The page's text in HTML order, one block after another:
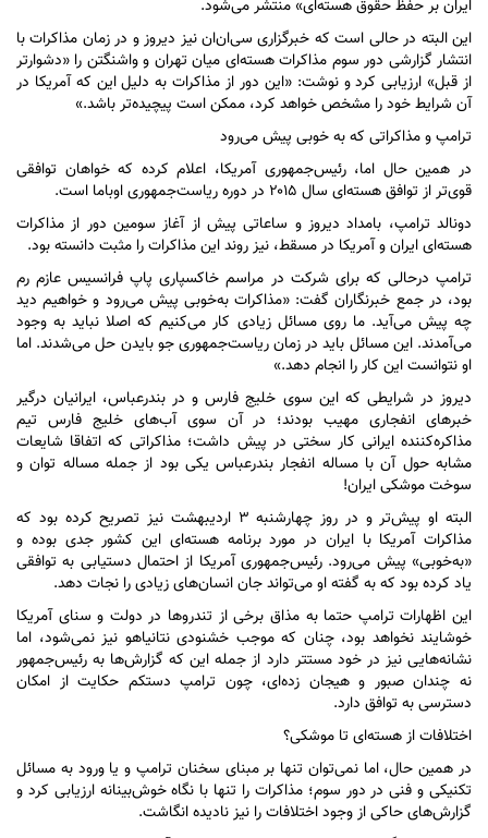
ایران بر حفظ حقوق هسته‌ای» منتشر می‌شود.
این البته در حالی است که خبرگزاری سی‌ان‌ان نیز دیروز و در زمان مذاکرات با
انتشار گزارشی دور سوم مذاکرات هسته‌ای میان تهران و واشنگتن را «دشوارتر
از قبل» ارزیابی کرد و نوشت: «این دور از مذاکرات به دلیل این که آمریکا در
آن شرایط خود را مشخص خواهد کرد، ممکن است پیچیده‌تر باشد.»
ترامپ و مذاکراتی که به خوبی پیش می‌رود
در همین حال اما، رئیس‌جمهوری آمریکا، اعلام کرده که خواهان توافقی
قوی‌تر از توافق هسته‌ای سال ۲۰۱۵ در دوره ریاست‌جمهوری اوباما است.
دونالد ترامپ، بامداد دیروز و ساعاتی پیش از آغاز سومین دور از مذاکرات
هسته‌ای ایران و آمریکا در مسقط، نیز روند این مذاکرات را مثبت دانسته بود.
ترامپ درحالی که برای شرکت در مراسم خاکسپاری پاپ فرانسیس عازم رم
بود، در جمع خبرنگاران گفت: «مذاکرات به‌خوبی پیش می‌رود و خواهیم دید
چه پیش می‌آید. ما روی مسائل زیادی کار می‌کنیم که اصلا نباید به وجود
می‌آمدند. این مسائل باید در زمان ریاست‌جمهوری جو بایدن حل می‌شدند. اما
او نتوانست این کار را انجام دهد.»
دیروز در شرایطی که این سوی خلیج فارس و در بندرعباس، ایرانیان درگیر
خبر‌های انفجاری مهیب بودند؛ در آن سوی آب‌های خلیج فارس تیم
مذاکره‌کننده ایرانی کار سختی در پیش داشت؛ مذاکراتی که اتفاقا شایعات
مشابه حول آن با مساله انفجار بندرعباس یکی بود از جمله مساله توان و
سوخت موشکی ایران!
البته او پیش‌تر و در روز چهارشنبه ۳ اردیبهشت نیز تصریح کرده بود که
مذاکرات آمریکا با ایران در مورد برنامه هسته‌ای این کشور جدی بوده و
«به‌خوبی» پیش می‌رود. رئیس‌جمهوری آمریکا از احتمال دستیابی به توافقی
یاد کرده بود که به گفته او می‌تواند جان انسان‌های زیادی را نجات دهد.
این اظهارات ترامپ حتما به مذاق برخی از تندرو‌ها در دولت و سنای آمریکا
خوشایند نخواهد بود، چنان که موجب خشنودی نتانیاهو نیز نمی‌شود، اما
نشانه‌هایی نیز در خود مستتر دارد از جمله این که گزارش‌ها به رئیس‌جمهور
نه چندان صبور و هیجان زده‌ای، چون ترامپ دستکم حکایت از امکان
دسترسی به توافق دارد.
اختلافات از هسته‌ای تا موشکی؟
در همین حال، اما نمی‌توان تنها بر مبنای سخنان ترامپ و یا ورود به مسائل
تکنیکی و فنی در دور سوم؛ مذاکرات را تنها با نگاه خوش‌بینانه ارزیابی کرد و
گزارش‌های حاکی از وجود اختلافات را نیز نادیده انگاشت.